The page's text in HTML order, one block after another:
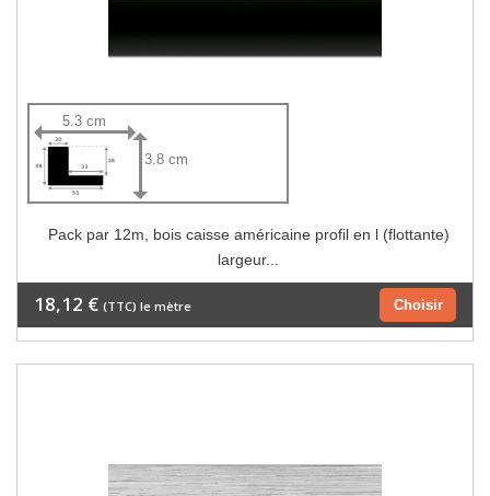
5.3 cm
3.8 cm
Pack par 12m, bois caisse américaine profil en l (flottante)
largeur...
Choisir
18,12 € (TTC) le mètre